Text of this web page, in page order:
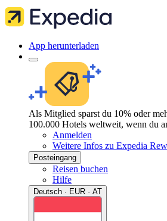
App herunterladen
Als Mitglied sparst du 10% oder
100.000 Hotels weltweit, wenn du
Anmelden
Weitere Infos zu Expedia
Posteingang
Reisen buchen
Hilfe
Deutsch · EUR · AT